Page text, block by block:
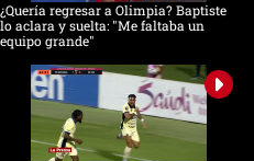
¿Quería regresar a Olimpia? Baptiste
lo aclara y suelta: "Me faltaba un
equipo grande"